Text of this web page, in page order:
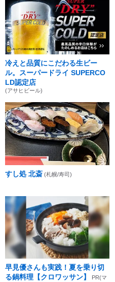
冷えと品質にこだわる生ビー
ル。スーパードライ SUPERCO
LD認定店
(アサヒビール)
すし処 北斎 (札幌/寿司)
早見優さんも実践！夏を乗り切
る鍋料理【クロワッサン】
PR(マ